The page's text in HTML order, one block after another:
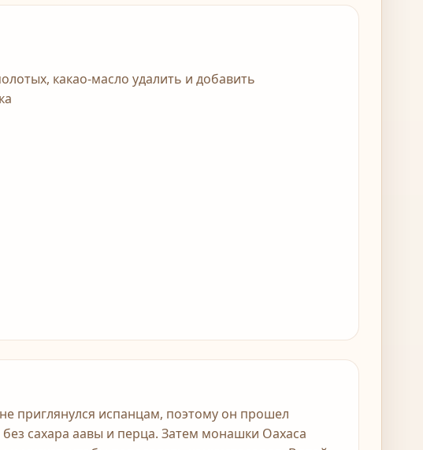
какао-масло удалить и добавить
приглянулся испанцам, поэтому он прошел
сахара аавы и перца. Затем монашки Oaxaca